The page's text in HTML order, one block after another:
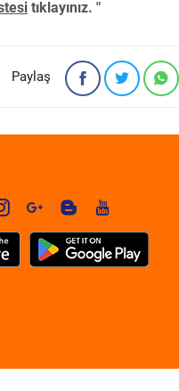
tıklayınız. "
Paylaş